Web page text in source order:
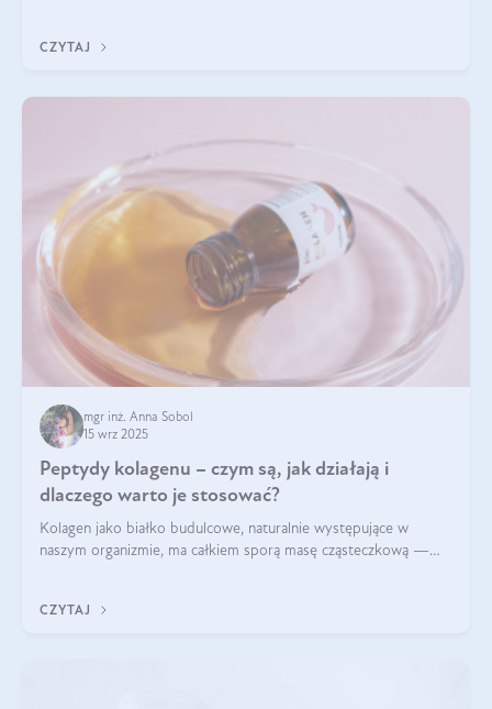
wysokiej jakości suplem
CZYTAJ
mgr inż. Anna Sobol
15 wrz 2025
Peptydy kolagenu – czym są, jak działają i
dlaczego warto je stosować?
Kolagen jako białko budulcowe, naturalnie występujące w
naszym organizmie, ma całkiem sporą masę cząsteczkową —
bardziej biodostępny
CZYTAJ